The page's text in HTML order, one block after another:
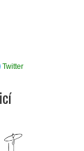
Twitter